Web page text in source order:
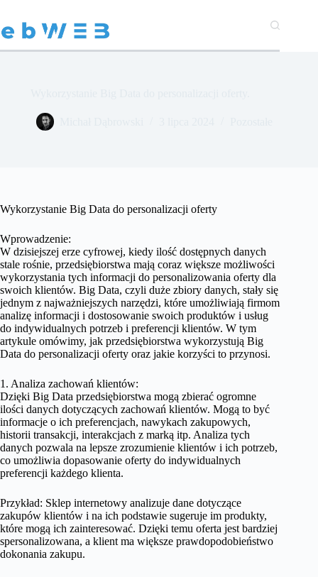
treści
Wykorzystanie Big Data do personalizacji oferty
Wprowadzenie:
W dzisiejszej erze cyfrowej, kiedy ilość dostępnych danych
stale rośnie, przedsiębiorstwa mają coraz większe możliwości
wykorzystania tych informacji do personalizowania oferty dla
swoich klientów. Big Data, czyli duże zbiory danych, stały się
jednym z najważniejszych narzędzi, które umożliwiają firmom
analizę informacji i dostosowanie swoich produktów i usług
do indywidualnych potrzeb i preferencji klientów. W tym
artykule omówimy, jak przedsiębiorstwa wykorzystują Big
Data do personalizacji oferty oraz jakie korzyści to przynosi.
1. Analiza zachowań klientów:
Dzięki Big Data przedsiębiorstwa mogą zbierać ogromne
ilości danych dotyczących zachowań klientów. Mogą to być
informacje o ich preferencjach, nawykach zakupowych,
historii transakcji, interakcjach z marką itp. Analiza tych
danych pozwala na lepsze zrozumienie klientów i ich potrzeb,
co umożliwia dopasowanie oferty do indywidualnych
preferencji każdego klienta.
Przykład: Sklep internetowy analizuje dane dotyczące
zakupów klientów i na ich podstawie sugeruje im produkty,
które mogą ich zainteresować. Dzięki temu oferta jest bardziej
spersonalizowana, a klient ma większe prawdopodobieństwo
dokonania zakupu.